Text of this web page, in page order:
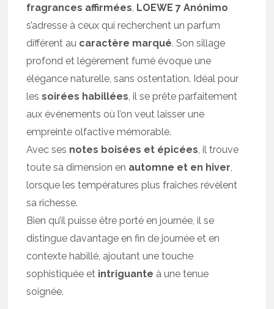
fragrances affirmées LOEWE 7 Anónimo
s’adresse à ceux qui recherchent un parfum
différent au caractère marqué. Son sillage
profond et légèrement fumé évoque une
élégance naturelle, sans ostentation. Idéal pour
lessoirées habillées , il se prête parfaitement
aux événements où l’on veut laisser une
empreinte olfactive mémorable.
Avec ses notes boisées et épicées , il trouve
toute sa dimension en automne et en hiver
lorsque les températures plus fraîches révèlent
sa richesse.
Bien qu’il puisse être porté en journée, il se
distingue davantage en fin de journée et en
contexte habillé, ajoutant une touche
sophistiquée et intriguante à une tenue
soignée.